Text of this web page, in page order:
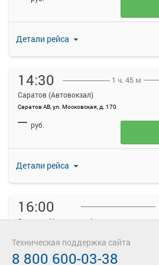
Детали рейса
14:30
Саратов (Автовокзал)
Саратов АВ, ул. Московская, д. 170
1 ч. 45 м
Детали рейса
— руб.
16:00
Саратов (Автовокзал)
—
Техническая поддержка сайта
8 800 600-03-38